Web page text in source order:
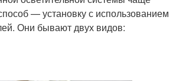
— установку с использованием
Они бывают двух видов: